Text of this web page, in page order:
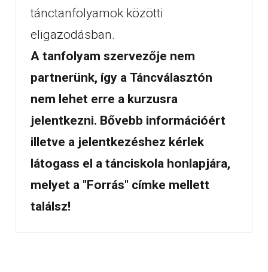
tánctanfolyamok közötti
eligazodásban.
A tanfolyam szervezője nem
partnerünk, így a Táncválasztón
nem lehet erre a kurzusra
jelentkezni. Bővebb információért
illetve a jelentkezéshez kérlek
látogass el a tánciskola honlapjára,
melyet a "Forrás" címke mellett
találsz!